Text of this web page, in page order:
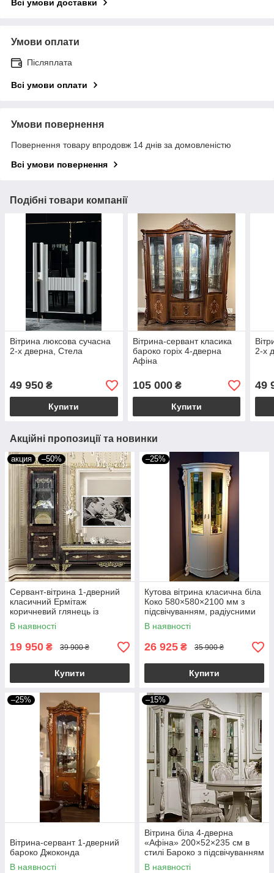
Всі умови доставки
Умови оплати
Післяплата
Всі умови оплати
Умови повернення
Повернення товару впродовж 14 днів за домовленістю
Всі умови повернення
Подібні товари компанії
Вітрина люксова сучасна
2-х дверна, Стела
49 950 ₴
Купити
Вітрина-сервант класика
бароко горіх 4-дверна
Афіна
105 000₴
Купити
2-х
49
Акційні пропозиції та новинки
акция –50%
Сервант-вітрина 1-дверний
класичний Ермітаж
коричневий глянець із
золотим декором,
кришталевим фасетним
склом
В наявності
19 950 ₴ 39 900 ₴
Купити
–25%
Кутова вітрина класична біла
Коко 580×580×2100 мм з
підсвічуванням, радіусними
фасадами і скляними
дверима
В наявності
26 925 ₴ 35 900 ₴
Купити
–25%
Вітрина-сервант 1-дверний
бароко Джоконда
В наявності
–15%
Вітрина біла 4-дверна
«Афіна» 200×52×235 см в
стилі Бароко з підсвічуванням
і скляними фасадами
В наявності